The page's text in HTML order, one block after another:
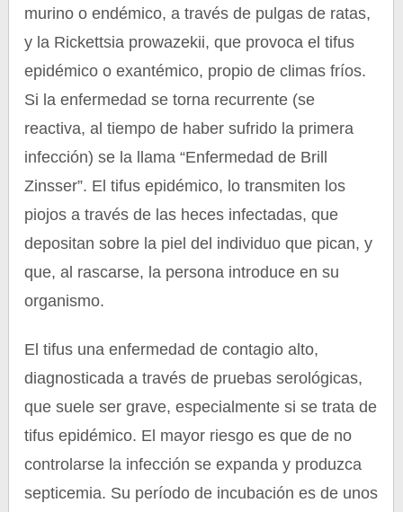
murino o endémico, a través de pulgas de ratas,
y la Rickettsia prowazekii, que provoca el tifus
epidémico o exantémico, propio de climas fríos.
Si la enfermedad se torna recurrente (se
reactiva, al tiempo de haber sufrido la primera
infección) se la llama “Enfermedad de Brill
Zinsser”. El tifus epidémico, lo transmiten los
piojos a través de las heces infectadas, que
depositan sobre la piel del individuo que pican, y
que, al rascarse, la persona introduce en su
organismo.
El tifus una enfermedad de contagio alto,
diagnosticada a través de pruebas serológicas,
que suele ser grave, especialmente si se trata de
tifus epidémico. El mayor riesgo es que de no
controlarse la infección se expanda y produzca
septicemia. Su período de incubación es de unos